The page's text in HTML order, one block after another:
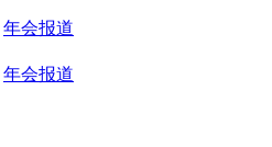
年会报道
年会报道